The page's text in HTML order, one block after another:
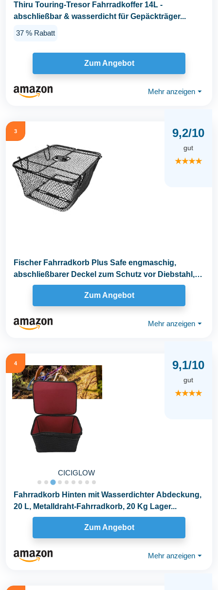
Thiru Touring-Tresor Fahrradkoffer 14L -
abschließbar & wasserdicht für Gepäckträger...
37 % Rabatt
Zum Angebot
Mehr anzeigen ⏷
3 9,2/10
gut
★★★★
Fischer Fahrradkorb Plus Safe engmaschig,
abschließbarer Deckel zum Schutz vor Diebstahl,
Zum Angebot
Mehr anzeigen ⏷
4
CICIGLOW
9,1/10
gut
★★★★
Fahrradkorb Hinten mit Wasserdichter Abdeckung,
20 L, Metalldraht-Fahrradkorb, 20 Kg Lager...
Zum Angebot
Mehr anzeigen ⏷